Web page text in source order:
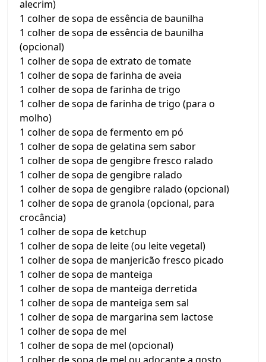
alecrim)
1 colher de sopa de essência de baunilha
1 colher de sopa de essência de baunilha
(opcional)
1 colher de sopa de extrato de tomate
1 colher de sopa de farinha de aveia
1 colher de sopa de farinha de trigo
1 colher de sopa de farinha de trigo (para o
molho)
1 colher de sopa de fermento em pó
1 colher de sopa de gelatina sem sabor
1 colher de sopa de gengibre fresco ralado
1 colher de sopa de gengibre ralado
1 colher de sopa de gengibre ralado (opcional)
1 colher de sopa de granola (opcional, para
crocância)
1 colher de sopa de ketchup
1 colher de sopa de leite (ou leite vegetal)
1 colher de sopa de manjericão fresco picado
1 colher de sopa de manteiga
1 colher de sopa de manteiga derretida
1 colher de sopa de manteiga sem sal
1 colher de sopa de margarina sem lactose
1 colher de sopa de mel
1 colher de sopa de mel (opcional)